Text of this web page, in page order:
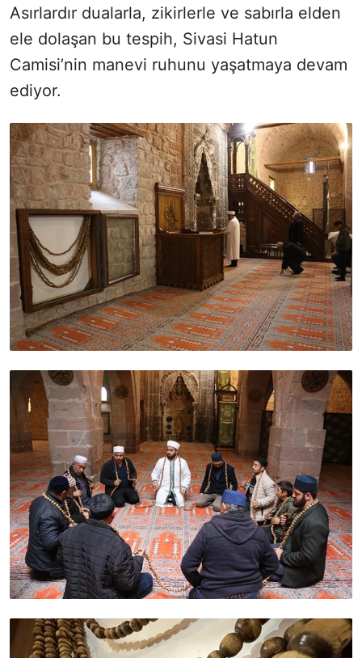
Asırlardır dualarla, zikirlerle ve sabırla elden
ele dolaşan bu tespih, Sivasi Hatun
Camisi’nin manevi ruhunu yaşatmaya devam
ediyor.